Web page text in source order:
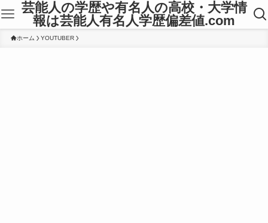
芸能人の学歴や有名人の高校・大学情
報は芸能人有名人学歴偏差値.com
ホーム YOUTUBER